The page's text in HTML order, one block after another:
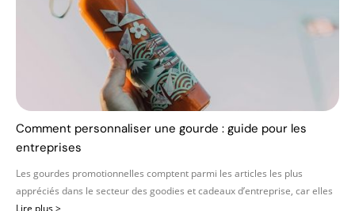
Comment personnaliser une gourde : guide pour les
entreprises
Les gourdes promotionnelles comptent parmi les articles les plus
appréciés dans le secteur des goodies et cadeaux d’entreprise, car elles
Lire plus >